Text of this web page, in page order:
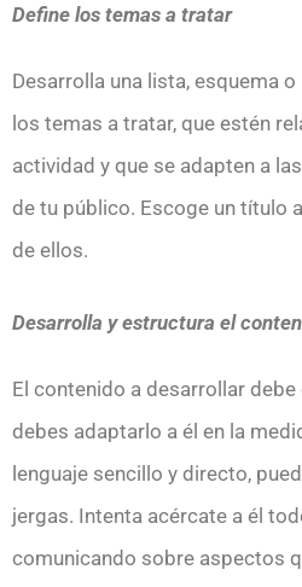
Define los temas a tratar
Desarrolla una lista, esquema
los temas a tratar, que estén
actividad y que se adapten a
de tu público. Escoge un título
de ellos.
Desarrolla y estructura el
El contenido a desarrollar
debes adaptarlo a él en la
lenguaje sencillo y directo,
jergas. Intenta acércate a él
comunicando sobre aspectos